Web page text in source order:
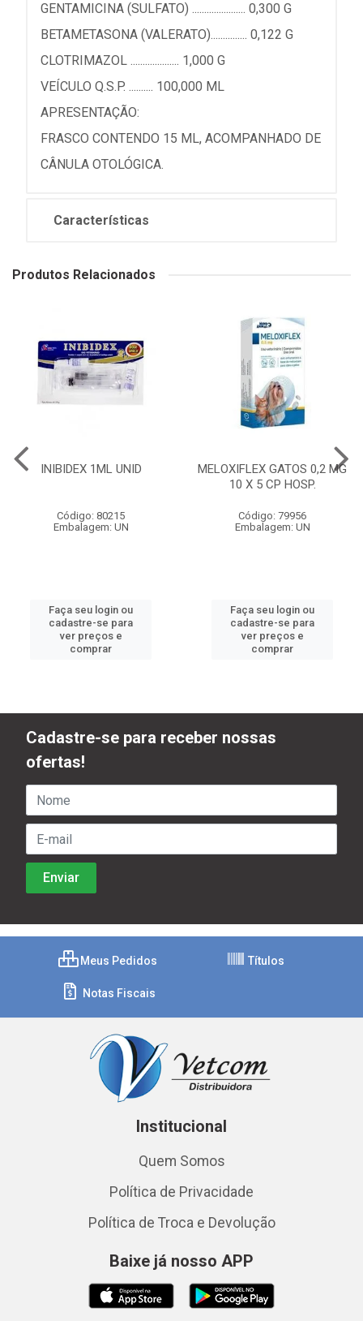
GENTAMICINA (SULFATO) ...................... 0,300 G
BETAMETASONA (VALERATO)............... 0,122 G
CLOTRIMAZOL .................... 1,000 G
VEÍCULO Q.S.P. .......... 100,000 ML
APRESENTAÇÃO:
FRASCO CONTENDO 15 ML, ACOMPANHADO DE
CÂNULA OTOLÓGICA.
Características
Produtos Relacionados
INIBIDEX 1ML UNID
Código: 80215
Embalagem: UN
Faça seu login ou
cadastre-se para
ver preços e
comprar
MELOXIFLEX GATOS 0,2 MG
10 X 5 CP HOSP.
Código: 79956
Embalagem: UN
Faça seu login ou
cadastre-se para
ver preços e
comprar
Cadastre-se para receber nossas
ofertas!
Meus Pedidos Títulos
Notas Fiscais
Institucional
Quem Somos
Política de Privacidade
Política de Troca e Devolução
Baixe já nosso APP